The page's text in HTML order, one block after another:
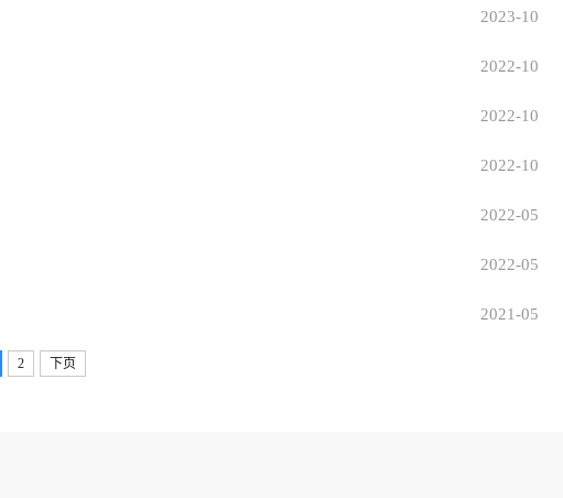
2023-10
2022-10
2022-10
2022-10
2022-05
2022-05
2021-05
2 下页